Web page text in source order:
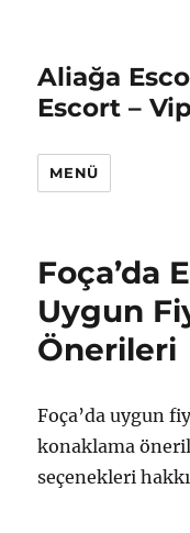
Aliağa
Escort –
MENÜ
Foça’da
Uygun
Önerileri
Foça’da uygun
konaklama
seçenekleri